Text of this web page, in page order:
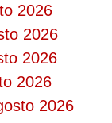
2026
2026
2026
2026
2026